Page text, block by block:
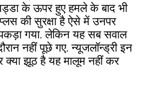
के ऊपर हुए हमले के बाद भी
की सुरक्षा है ऐसे में उनपर
गया. लेकिन यह सब सवाल
नहीं पूछे गए. न्यूजलॉन्ड्री इन
क्या झूठ है यह मालूम नहीं कर